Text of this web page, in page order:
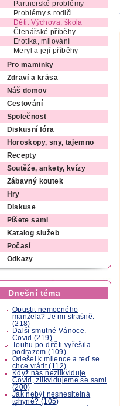
Partnerské problémy
Problémy s rodiči
Děti. Výchova, škola
Čtenářské příběhy
Erotika, milování
Meryl a její příběhy
Pro maminky
Zdraví a krása
Náš domov
Cestování
Společnost
Diskusní fóra
Horoskopy, sny, tajemno
Recepty
Soutěže, ankety, kvízy
Zábavný koutek
Hry
Diskuse
Píšete sami
Katalog služeb
Počasí
Odkazy
Dnešní téma
Opustit nemocného
manžela? Je mi strašně.
(218)
Další smutné Vánoce.
Covid (219)
Touhu po dítěti vyřešila
podrazem (109)
Odešel k milence a teď se
chce vrátit (112)
Když nás nezlikviduje
Covid, zlikvidujeme se sami
(200)
Jak nebýt nesnesitelná
tchyně? (105)